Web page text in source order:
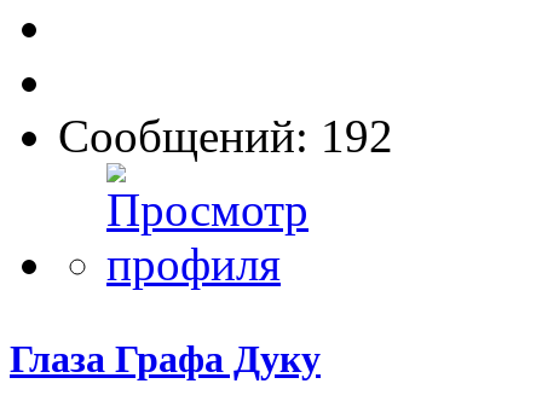
Сообщений: 192
Глаза Графа Дуку